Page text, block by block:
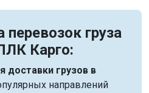
груза
Карго:
доставки грузов в
направлений